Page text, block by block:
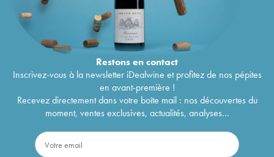
Restons encontact
Inscrivez-vous à la newsletter iDealwine et profitez de nos pépites
en avant-première !
Recevez directement dans votre boîte mail : nos découvertes du
moment, ventes exclusives, actualités, analyses...